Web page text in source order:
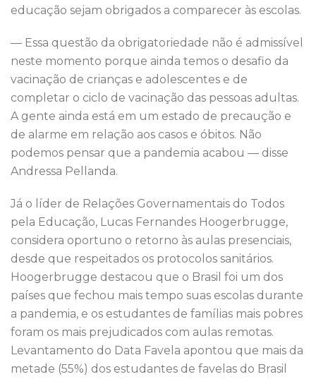
educação sejam obrigados a comparecer às escolas.
— Essa questão da obrigatoriedade não é admissível
neste momento porque ainda temos o desafio da
vacinação de crianças e adolescentes e de
completar o ciclo de vacinação das pessoas adultas.
A gente ainda está em um estado de precaução e
de alarme em relação aos casos e óbitos. Não
podemos pensar que a pandemia acabou — disse
Andressa Pellanda.
Já o líder de Relações Governamentais do Todos
pela Educação, Lucas Fernandes Hoogerbrugge,
considera oportuno o retorno às aulas presenciais,
desde que respeitados os protocolos sanitários.
Hoogerbrugge destacou que o Brasil foi um dos
países que fechou mais tempo suas escolas durante
a pandemia, e os estudantes de famílias mais pobres
foram os mais prejudicados com aulas remotas.
Levantamento do Data Favela apontou que mais da
metade (55%) dos estudantes de favelas do Brasil